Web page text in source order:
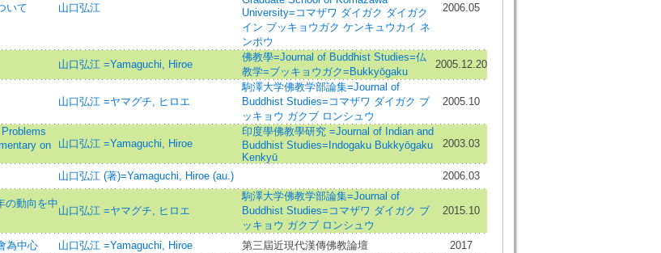
いて 山口弘江
University=コマザワ ダイガク ダイガク
イン ブッキョウガク ケンキュウカイ ネ
ンポウ
2006.05
山口弘江 =Yamaguchi, Hiroe
佛教學=Journal of Buddhist Studies=仏
教学=ブッキョウガク=Bukkyōgaku
2005.12.20
山口弘江 =ヤマグチ, ヒロエ
駒澤大学佛教学部論集=Journal of
Buddhist Studies=コマザワ ダイガク ブ
ッキョウ ガクブ ロンシュウ
2005.10
on
山口弘江 =Yamaguchi, Hiroe
印度學佛教學研究 =Journal of Indian and
Buddhist Studies=Indogaku Bukkyōgaku
Kenkyū
2003.03
山口弘江 (著)=Yamaguchi, Hiroe (au.) 2006.03
の動向を中
山口弘江 =ヤマグチ, ヒロエ
駒澤大学佛教学部論集=Journal of
Buddhist Studies=コマザワ ダイガク ブ
ッキョウ ガクブ ロンシュウ
2015.10
為中心 山口弘江 =Yamaguchi, Hiroe 第三屆近現代漢傳佛教論壇 2017